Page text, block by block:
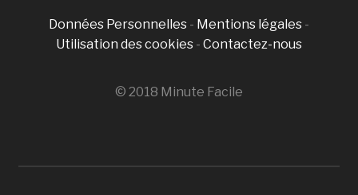
Données Personnelles - Mentions légales -
Utilisation des cookies - Contactez-nous
© 2018 Minute Facile